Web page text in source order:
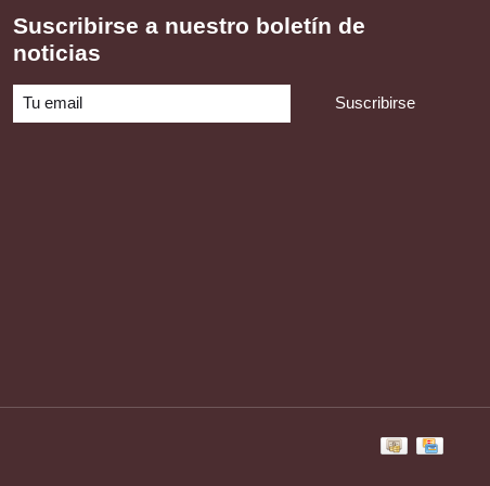
Suscribirse a nuestro boletín de
noticias
Suscribirse